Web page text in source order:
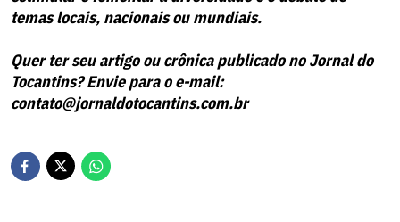
temas locais, nacionais ou mundiais.
Quer ter seu artigo ou crônica publicado no Jornal do
Tocantins? Envie para o e-mail:
contato@jornaldotocantins.com.br